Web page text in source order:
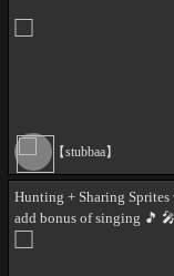
【stubbaa】
Hunting + Sharing
add bonus of singing 🎵 🎤